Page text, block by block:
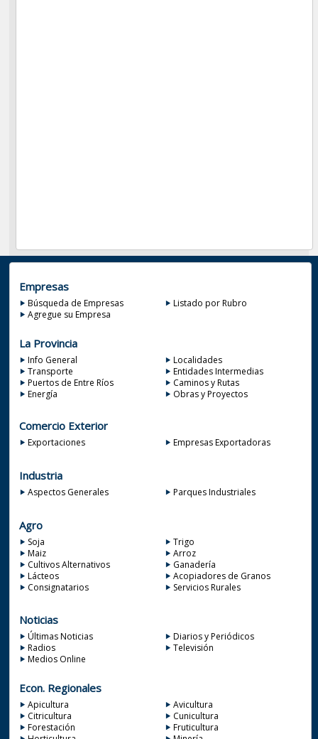
Empresas
Búsqueda de Empresas
Listado por Rubro
Agregue su Empresa
La Provincia
Info General
Localidades
Transporte
Entidades Intermedias
Puertos de Entre Ríos
Caminos y Rutas
Energía
Obras y Proyectos
Comercio Exterior
Exportaciones Empresas Exportadoras
Industria
Aspectos Generales Parques Industriales
Agro
Soja
Trigo
Maiz
Arroz
Cultivos Alternativos
Ganadería
Lácteos
Acopiadores de Granos
Consignatarios
Servicios Rurales
Noticias
Últimas Noticias
Diarios y Periódicos
Radios
Televisión
Medios Online
Econ. Regionales
Apicultura
Avicultura
Citricultura
Cunicultura
Forestación
Fruticultura